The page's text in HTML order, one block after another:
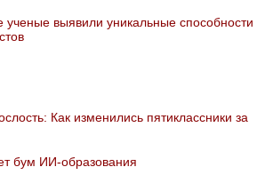
ученые выявили уникальные способности
Как изменились пятиклассники за
бум ИИ-образования